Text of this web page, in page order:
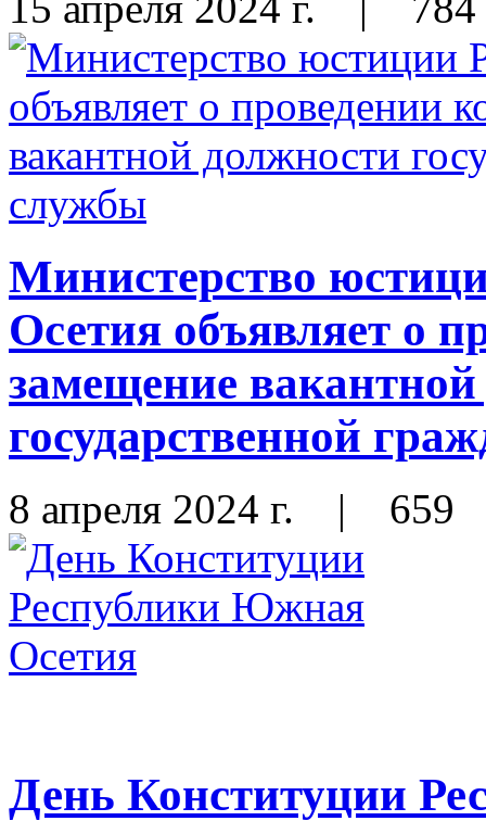
Министерство
Осетия объявляет о
замещение
государственной
8 апреля 2024 г. | 659
День Конституции